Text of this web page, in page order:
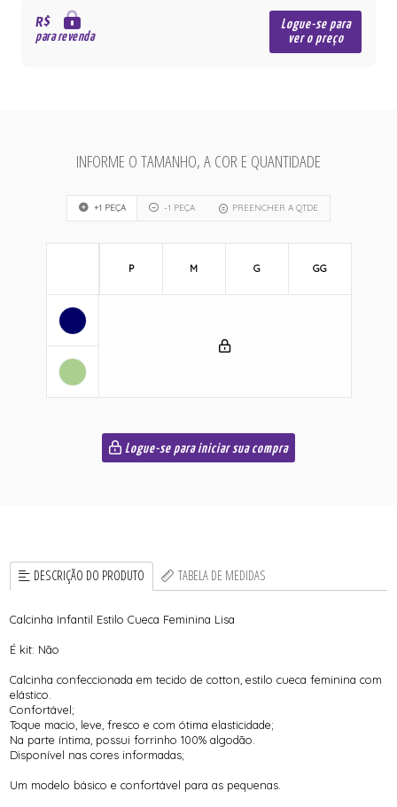
R$
para revenda
Logue-se para
ver o preço
INFORME O TAMANHO, A COR E QUANTIDADE
+1 PEÇA -1 PEÇA PREENCHER A QTDE
P M G GG
Logue-se para iniciar sua compra
DESCRIÇÃO DO PRODUTO TABELA DE MEDIDAS
Calcinha Infantil Estilo Cueca Feminina Lisa
É kit: Não
Calcinha confeccionada em tecido de cotton, estilo cueca feminina com
elástico.
Confortável;
Toque macio, leve, fresco e com ótima elasticidade;
Na parte íntima, possui forrinho 100% algodão.
Disponível nas cores informadas;
Um modelo básico e confortável para as pequenas.